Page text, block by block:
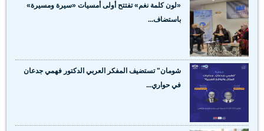
«لون كلمة نغم» تفتتح أولى أمسيات «سيرة ومسيرة»
باستضاف...
شومان" تستضيف المفكر العربي الدكتور فهمي جدعان
في حواري...